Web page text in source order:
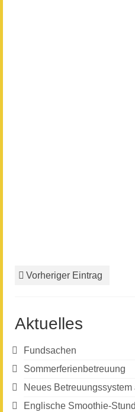
Vorheriger Eintrag
Aktuelles
Fundsachen
Sommerferienbetreuung
Neues
Englische Smoothie-